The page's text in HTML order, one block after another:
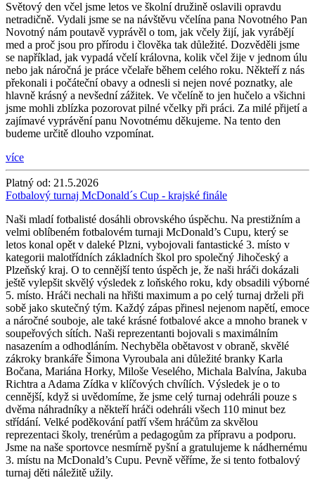
Světový den včel jsme letos ve školní družině oslavili opravdu
netradičně. Vydali jsme se na návštěvu včelína pana Novotného Pan
Novotný nám poutavě vyprávěl o tom, jak včely žijí, jak vyrábějí
med a proč jsou pro přírodu i člověka tak důležité. Dozvěděli jsme
se například, jak vypadá včelí královna, kolik včel žije v jednom úlu
nebo jak náročná je práce včelaře během celého roku. Někteří z nás
překonali i počáteční obavy a odnesli si nejen nové poznatky, ale
hlavně krásný a nevšední zážitek. Ve včelíně to jen hučelo a všichni
jsme mohli zblízka pozorovat pilné včelky při práci. Za milé přijetí a
zajímavé vyprávění panu Novotnému děkujeme. Na tento den
budeme určitě dlouho vzpomínat.
více
Platný od: 21.5.2026
Fotbalový turnaj McDonald´s Cup - krajské finále
Naši mladí fotbalisté dosáhli obrovského úspěchu. Na prestižním a
velmi oblíbeném fotbalovém turnaji McDonald’s Cupu, který se
letos konal opět v daleké Plzni, vybojovali fantastické 3. místo v
kategorii malotřídních základních škol pro společný Jihočeský a
Plzeňský kraj. O to cennější tento úspěch je, že naši hráči dokázali
ještě vylepšit skvělý výsledek z loňského roku, kdy obsadili výborné
5. místo. Hráči nechali na hřišti maximum a po celý turnaj drželi při
sobě jako skutečný tým. Každý zápas přinesl nejenom napětí, emoce
a náročné souboje, ale také krásné fotbalové akce a mnoho branek v
soupeřových sítích. Naši reprezentanti bojovali s maximálním
nasazením a odhodláním. Nechyběla obětavost v obraně, skvělé
zákroky brankáře Šimona Vyroubala ani důležité branky Karla
Bočana, Mariána Horky, Miloše Veselého, Michala Balvína, Jakuba
Richtra a Adama Zídka v klíčových chvílích. Výsledek je o to
cennější, když si uvědomíme, že jsme celý turnaj odehráli pouze s
dvěma náhradníky a někteří hráči odehráli všech 110 minut bez
střídání. Velké poděkování patří všem hráčům za skvělou
reprezentaci školy, trenérům a pedagogům za přípravu a podporu.
Jsme na naše sportovce nesmírně pyšní a gratulujeme k nádhernému
3. místu na McDonald’s Cupu. Pevně věříme, že si tento fotbalový
turnaj děti náležitě užily.